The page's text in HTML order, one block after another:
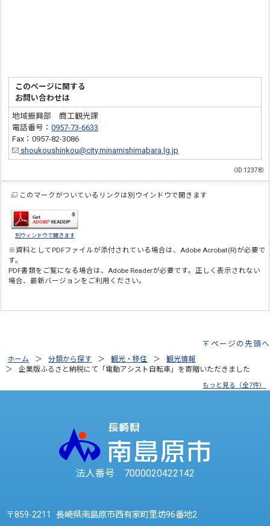
このページに関する
お問い合わせは
地域振興部 商工観光課
電話番号：0957-73-6633
Fax：0957-82-3086
shoukoushinkou@city.minamishimabara.lg.jp
（ID:12378）
このマークがついているリンクは別ウインドウで開きます
別ウィンドウで開きます
※資料としてPDFファイルが添付されている場合は、Adobe Acrobat(R)が必要で
す。
PDF書類をご覧になる場合は、Adobe Readerが必要です。正しく表示されない
場合、最新バージョンをご利用ください。
ページの先頭へ
ホーム 分類から探す 観光・移住
観光情報
企業版ふるさと納税にて「電動アシスト自転車」を寄贈いただきました
もっと見る（全7件）
法人番号 7000020422142
〒859-2211 長崎県南島原市西有家町里坊96番地2